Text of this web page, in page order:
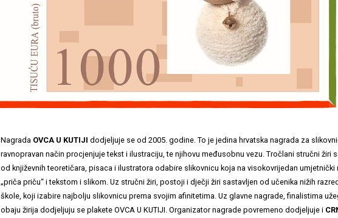
Nagrada OVCA U KUTIJI dodjeljuje se od 2005. godine. To je jedina hrvatska nagrada za
ravnopravan način procjenjuje tekst i ilustraciju, te njihovu međusobnu vezu. Tročlani stručni žiri
od književnih teoretičara, pisaca i ilustratora odabire slikovnicu koja na visokovrijedan umjetnički
„priča priču“ i tekstom i slikom. Uz stručni žiri, postoji i dječji žiri sastavljen od učenika nižih
škole, koji izabire najbolju slikovnicu prema svojim afinitetima. Uz glavne nagrade, finalistima
obaju žirija dodjeljuju se plakete OVCA U KUTIJI. Organizator nagrade povremeno dodjeljuje i